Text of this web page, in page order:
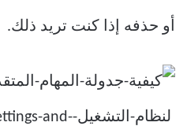
أو حذفه إذا كنت تريد ذلك.